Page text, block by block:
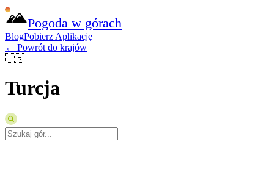
Pogoda w górach
BlogPobierz Aplikację
← Powrót do krajów
🇹🇷
Turcja